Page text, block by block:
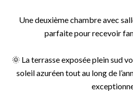
Une deuxième chambre avec
parfaite pour recevoir
🌞 La terrasse exposée plein sud
soleil azuréen tout au long de